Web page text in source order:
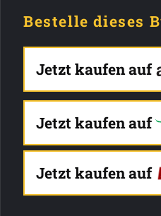
Bestelle dieses
Jetzt kaufen auf
Jetzt kaufen auf
Jetzt kaufen auf